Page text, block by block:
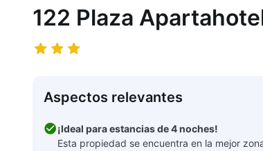
122 Plaza
Aspectos relevantes
¡Ideal para estancias de 4 noches!
Esta propiedad se encuentra en la mejor